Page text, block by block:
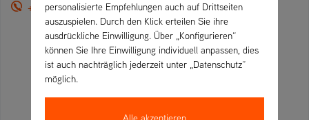
+33 3 29 28 16 85
personalisierte Empfehlungen auch auf Drittseiten
auszuspielen. Durch den Klick erteilen Sie ihre
ausdrückliche Einwilligung. Über „Konfigurieren“
können Sie Ihre Einwilligung individuell anpassen, dies
ist auch nachträglich jederzeit unter „Datenschutz“
möglich.